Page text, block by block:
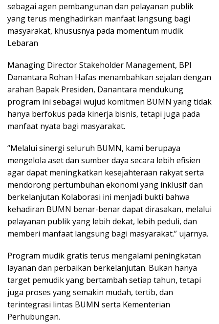
sebagai agen pembangunan dan pelayanan publik
yang terus menghadirkan manfaat langsung bagi
masyarakat, khususnya pada momentum mudik
Lebaran
Managing Director Stakeholder Management, BPI
Danantara Rohan Hafas menambahkan sejalan dengan
arahan Bapak Presiden, Danantara mendukung
program ini sebagai wujud komitmen BUMN yang tidak
hanya berfokus pada kinerja bisnis, tetapi juga pada
manfaat nyata bagi masyarakat.
“Melalui sinergi seluruh BUMN, kami berupaya
mengelola aset dan sumber daya secara lebih efisien
agar dapat meningkatkan kesejahteraan rakyat serta
mendorong pertumbuhan ekonomi yang inklusif dan
berkelanjutan Kolaborasi ini menjadi bukti bahwa
kehadiran BUMN benar-benar dapat dirasakan, melalui
pelayanan publik yang lebih dekat, lebih peduli, dan
memberi manfaat langsung bagi masyarakat.” ujarnya.
Program mudik gratis terus mengalami peningkatan
layanan dan perbaikan berkelanjutan. Bukan hanya
target pemudik yang bertambah setiap tahun, tetapi
juga proses yang semakin mudah, tertib, dan
terintegrasi lintas BUMN serta Kementerian
Perhubungan.